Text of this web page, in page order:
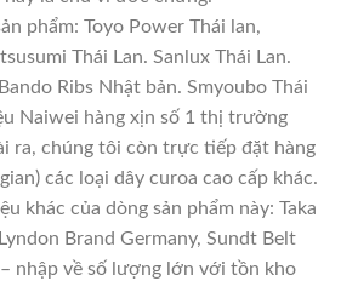
phẩm: Toyo Power Thái lan,
Thái Lan. Sanlux Thái Lan.
Ribs Nhật bản. Smyoubo Thái
Naiwei hàng xịn số 1 thị trường
ra, chúng tôi còn trực tiếp đặt hàng
các loại dây curoa cao cấp khác.
khác của dòng sản phẩm này: Taka
Brand Germany, Sundt Belt
nhập về số lượng lớn với tồn kho